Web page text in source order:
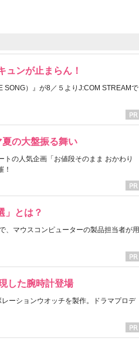
ュンが止まらん！
SONG）』が8／５よりJ:COM STREAMで
の大盤振る舞い
の人気企画「お値段そのまま おかわり
！
」とは？
、マウスコンピューターの製品担当者が用
した腕時計登場
ーションウオッチを製作。ドラマプロデ